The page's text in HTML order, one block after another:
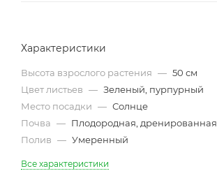
Характеристики
Высота взрослого растения — 50 см
Цвет листьев — Зеленый, пурпурный
Место посадки — Солнце
Почва — Плодородная, дренированная
Полив — Умеренный
Все характеристики